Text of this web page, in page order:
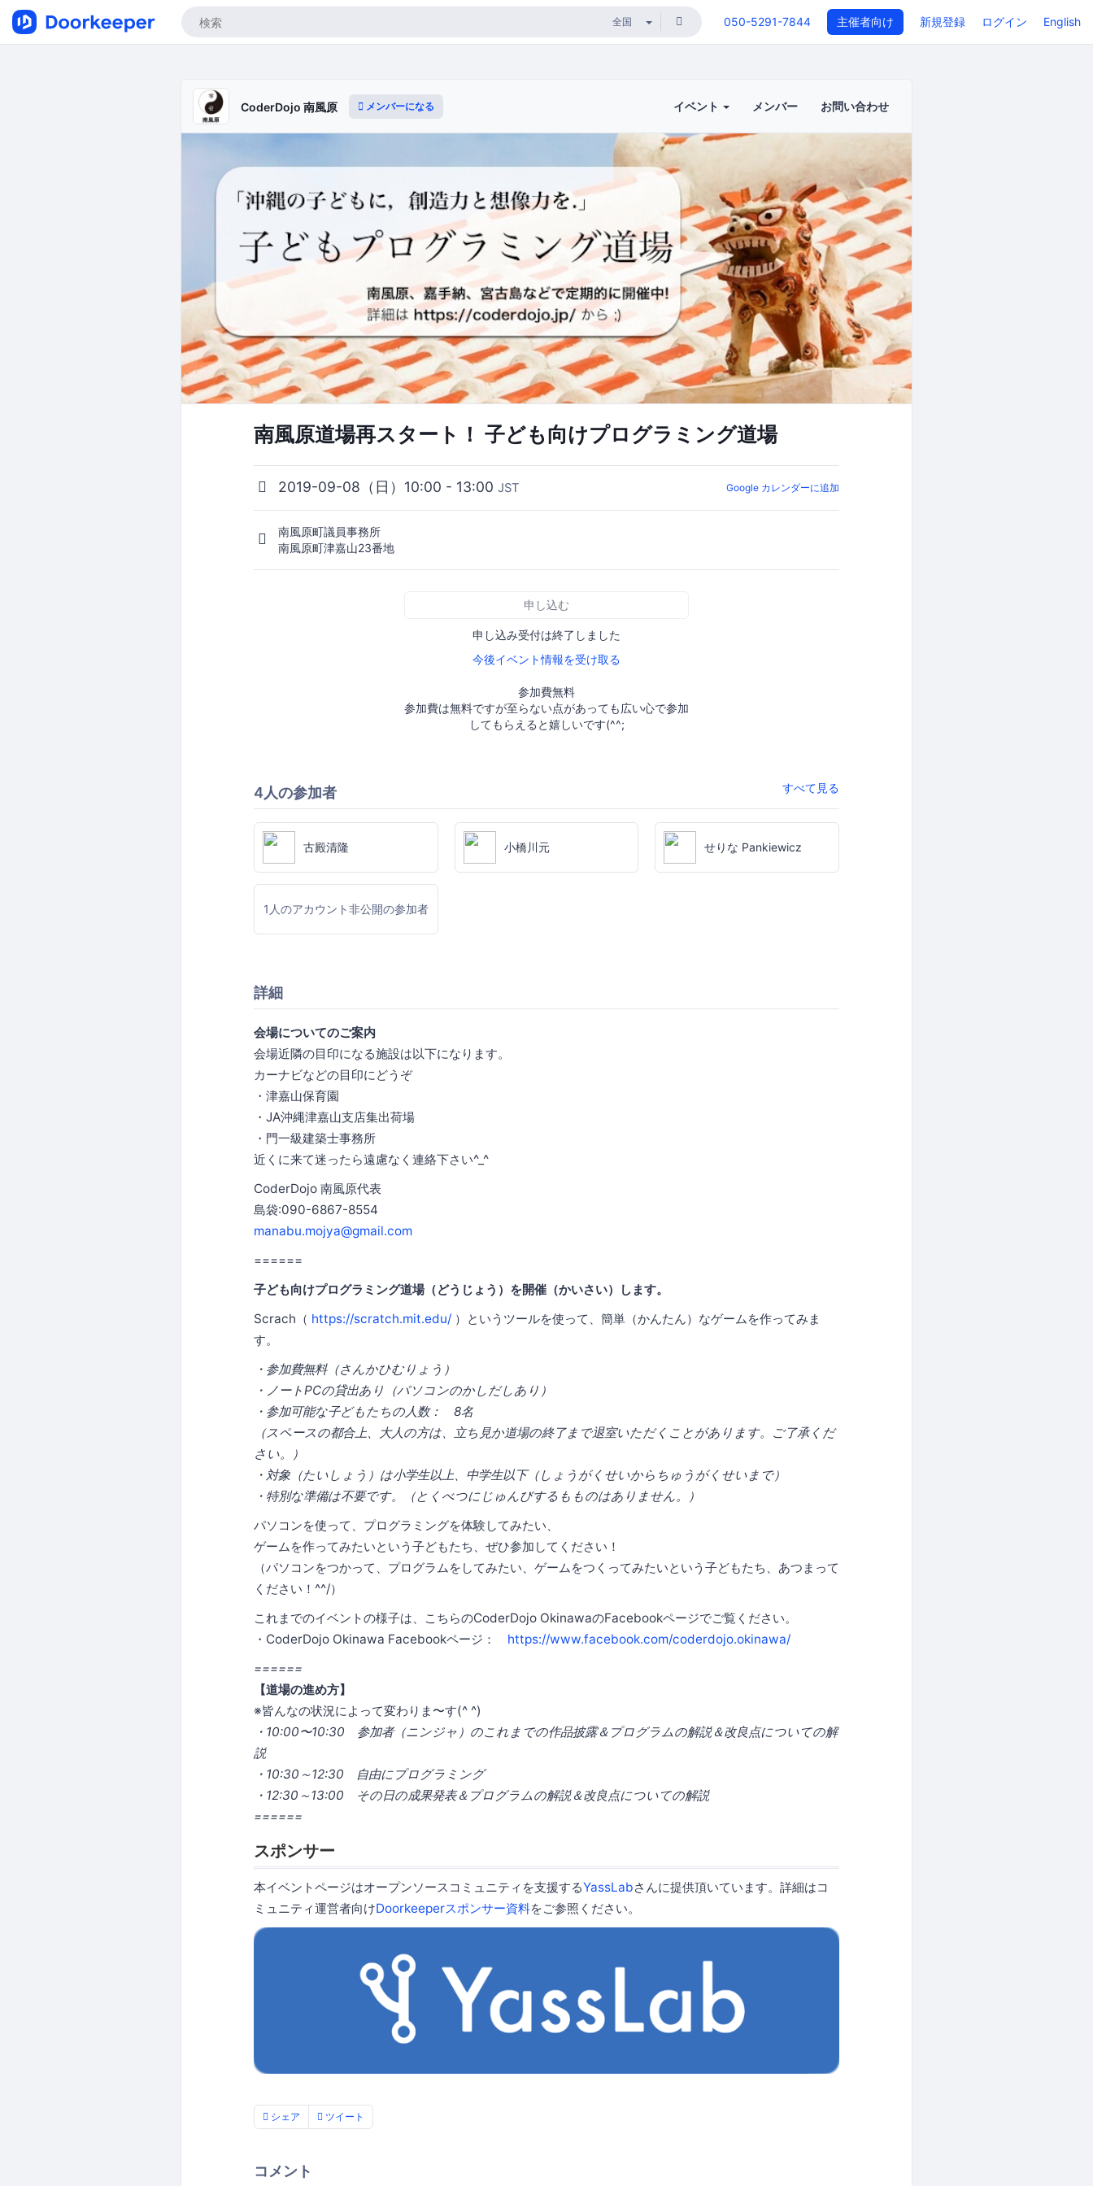
050-5291-7844 主催者向け 新規登録 ログイン English
CoderDojo 南風原 メンバーになる イベント メンバー お問い合わせ
南風原道場再スタート！ 子ども向けプログラミング道場
2019-09-08（日）10:00 - 13:00 JST Google カレンダーに追加
南風原町議員事務所
南風原町津嘉山23番地
申し込む
申し込み受付は終了しました
今後イベント情報を受け取る
参加費無料
参加費は無料ですが至らない点があっても広い心で参加
してもらえると嬉しいです(^^;
4人の参加者 すべて見る
古殿清隆 小橋川元 せりな Pankiewicz
1人のアカウント非公開の参加者
詳細
会場についてのご案内
会場近隣の目印になる施設は以下になります。
カーナビなどの目印にどうぞ
・津嘉山保育園
・JA沖縄津嘉山支店集出荷場
・門一級建築士事務所
近くに来て迷ったら遠慮なく連絡下さい^_^
CoderDojo 南風原代表
島袋:090-6867-8554
manabu.mojya@gmail.com
======
子ども向けプログラミング道場（どうじょう）を開催（かいさい）します。
Scrach（ https://scratch.mit.edu/ ）というツールを使って、簡単（かんたん）なゲームを作ってみま
す。
・参加費無料（さんかひむりょう）
・ノートPCの貸出あり（パソコンのかしだしあり）
・参加可能な子どもたちの人数： 8名
（スペースの都合上、大人の方は、立ち見か道場の終了まで退室いただくことがあります。ご了承くだ
さい。）
・対象（たいしょう）は小学生以上、中学生以下（しょうがくせいからちゅうがくせいまで）
・特別な準備は不要です。（とくべつにじゅんびするもものはありません。）
パソコンを使って、プログラミングを体験してみたい、
ゲームを作ってみたいという子どもたち、ぜひ参加してください！
（パソコンをつかって、プログラムをしてみたい、ゲームをつくってみたいという子どもたち、あつまって
ください！^^/）
これまでのイベントの様子は、こちらのCoderDojo OkinawaのFacebookページでご覧ください。
・CoderDojo Okinawa Facebookページ： https://www.facebook.com/coderdojo.okinawa/
======
【道場の進め方】
※皆んなの状況によって変わりま〜す(^ ^)
・10:00〜10:30 参加者（ニンジャ）のこれまでの作品披露＆プログラムの解説＆改良点についての解
説
・10:30～12:30 自由にプログラミング
・12:30～13:00 その日の成果発表＆プログラムの解説＆改良点についての解説
======
スポンサー
本イベントページはオープンソースコミュニティを支援するYassLabさんに提供頂いています。詳細はコ
ミュニティ運営者向けDoorkeeperスポンサー資料をご参照ください。
シェア ツイート
コメント